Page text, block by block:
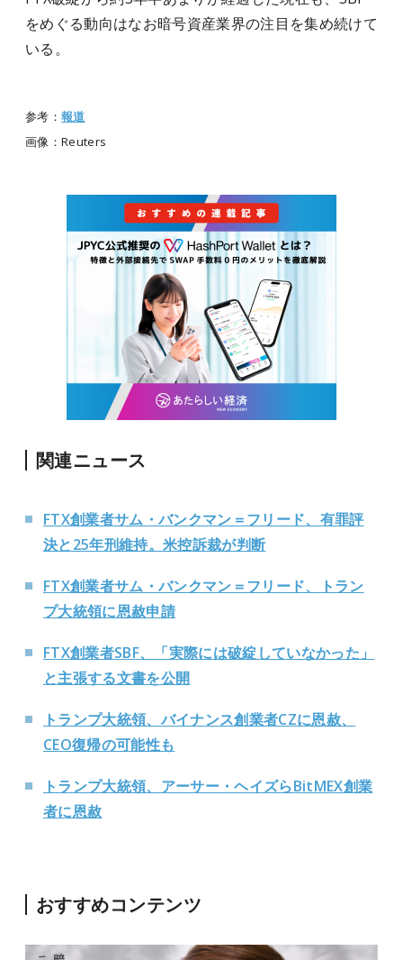
をめぐる動向はなお暗号資産業界の注目を集め続けて
いる。
参考： 報道
画像：Reuters
関連ニュース
FTX創業者サム・バンクマン＝フリード、有罪評
決と25年刑維持。米控訴裁が判断
FTX創業者サム・バンクマン＝フリード、トラン
プ大統領に恩赦申請
FTX創業者SBF、「実際には破綻していなかった」
と主張する文書を公開
トランプ大統領、バイナンス創業者CZに恩赦、
CEO復帰の可能性も
トランプ大統領、アーサー・ヘイズらBitMEX創業
者に恩赦
おすすめコンテンツ